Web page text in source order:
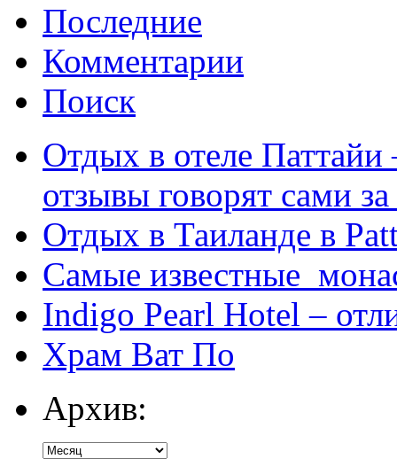
Последние
Комментарии
Поиск
Отдых в отеле
отзывы говорят сами за
Отдых в Таиланде в
Самые известные
Indigo Pearl Hotel –
Храм Ват По
Архив: